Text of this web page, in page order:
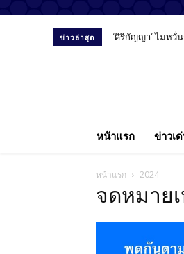
ข่าวล่าสุด ‘ศิริกัญญา’ ไม่หวั่
หน้าแรก ข่าวเ
หน้าแรก 2024
จดหมาย